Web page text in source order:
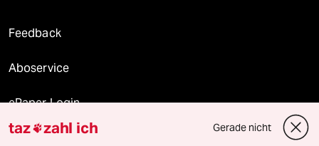
Feedback
Aboservice
ePaper Login
Downloads für Abonnierende
taz zahl ich Gerade nicht